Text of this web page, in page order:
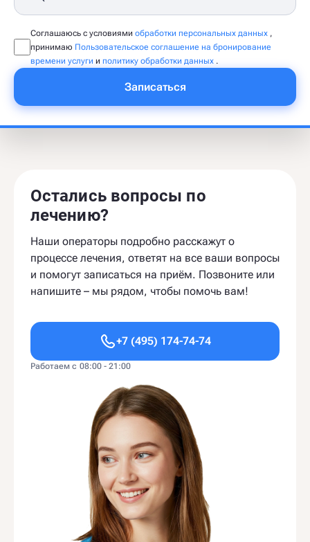
Соглашаюсь с условиями обработки персональных данных ,
принимаю Пользовательское соглашение на бронирование
времени услуги и политику обработки данных .
Записаться
Остались вопросы по
лечению?
Наши операторы подробно расскажут о
процессе лечения, ответят на все ваши вопросы
и помогут записаться на приём. Позвоните или
напишите – мы рядом, чтобы помочь вам!
+7 (495) 174-74-74
Работаем с 08:00 - 21:00